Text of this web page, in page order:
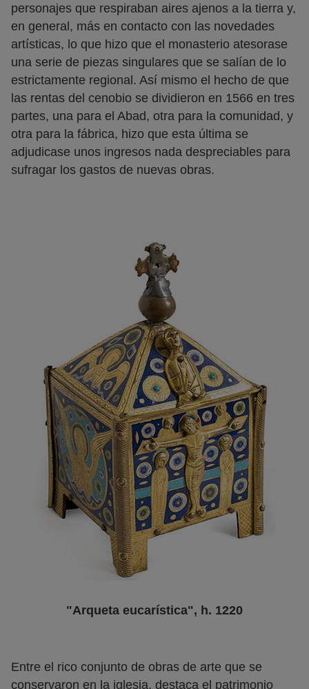
personajes que respiraban aires ajenos a la tierra y,
en general, más en contacto con las novedades
artísticas, lo que hizo que el monasterio atesorase
una serie de piezas singulares que se salían de lo
estrictamente regional. Así mismo el hecho de que
las rentas del cenobio se dividieron en 1566 en tres
partes, una para el Abad, otra para la comunidad, y
otra para la fábrica, hizo que esta última se
adjudicase unos ingresos nada despreciables para
sufragar los gastos de nuevas obras.
"Arqueta eucarística", h. 1220
Entre el rico conjunto de obras de arte que se
conservaron en la iglesia, destaca el patrimonio